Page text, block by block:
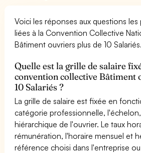
Voici les réponses aux questions
liées à la Convention Collective
Bâtiment ouvriers plus de 10 Salariés.
Quelle est la grille de salaire
convention collective Bâtiment
10 Salariés ?
La grille de salaire est fixée en
catégorie professionnelle,
hiérarchique de l'ouvrier. Le taux
rémunération, l'horaire mensuel et
référence choisi dans l'entreprise